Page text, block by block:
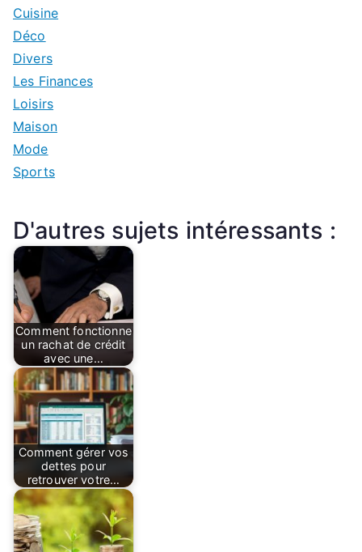
Cuisine
Déco
Divers
Les Finances
Loisirs
Maison
Mode
Sports
D'autres sujets intéressants :
Comment fonctionne
un rachat de crédit
avec une…
Comment gérer vos
dettes pour
retrouver votre…